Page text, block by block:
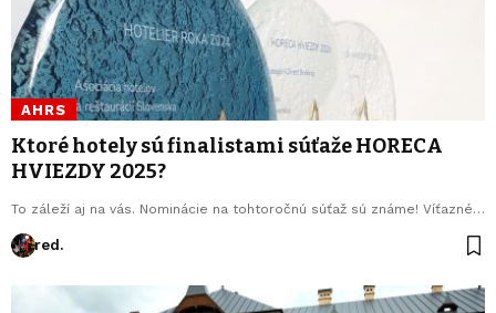
AHRS
Ktoré hotely sú finalistami súťaže HORECA
HVIEZDY 2025?
To záleží aj na vás. Nominácie na tohtoročnú súťaž sú známe! Víťazné…
red.